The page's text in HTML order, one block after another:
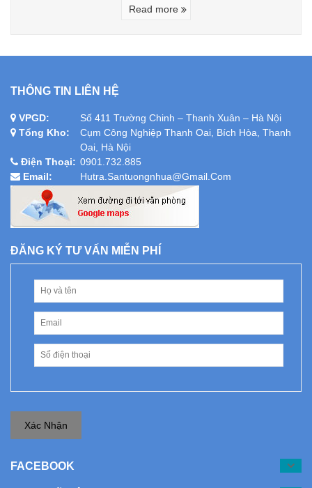
Read more
THÔNG TIN LIÊN HỆ
VPGD:
Số 411 Trường Chinh – Thanh Xuân – Hà Nội
Tổng Kho:
Cụm Công Nghiệp Thanh Oai, Bích Hòa, Thanh
Oai, Hà Nội
Điện Thoại: 0901.732.885
Email:
Hutra.santuongnhua@gmail.com
ĐĂNG KÝ TƯ VẤN MIỄN PHÍ
Xác Nhận
FACEBOOK